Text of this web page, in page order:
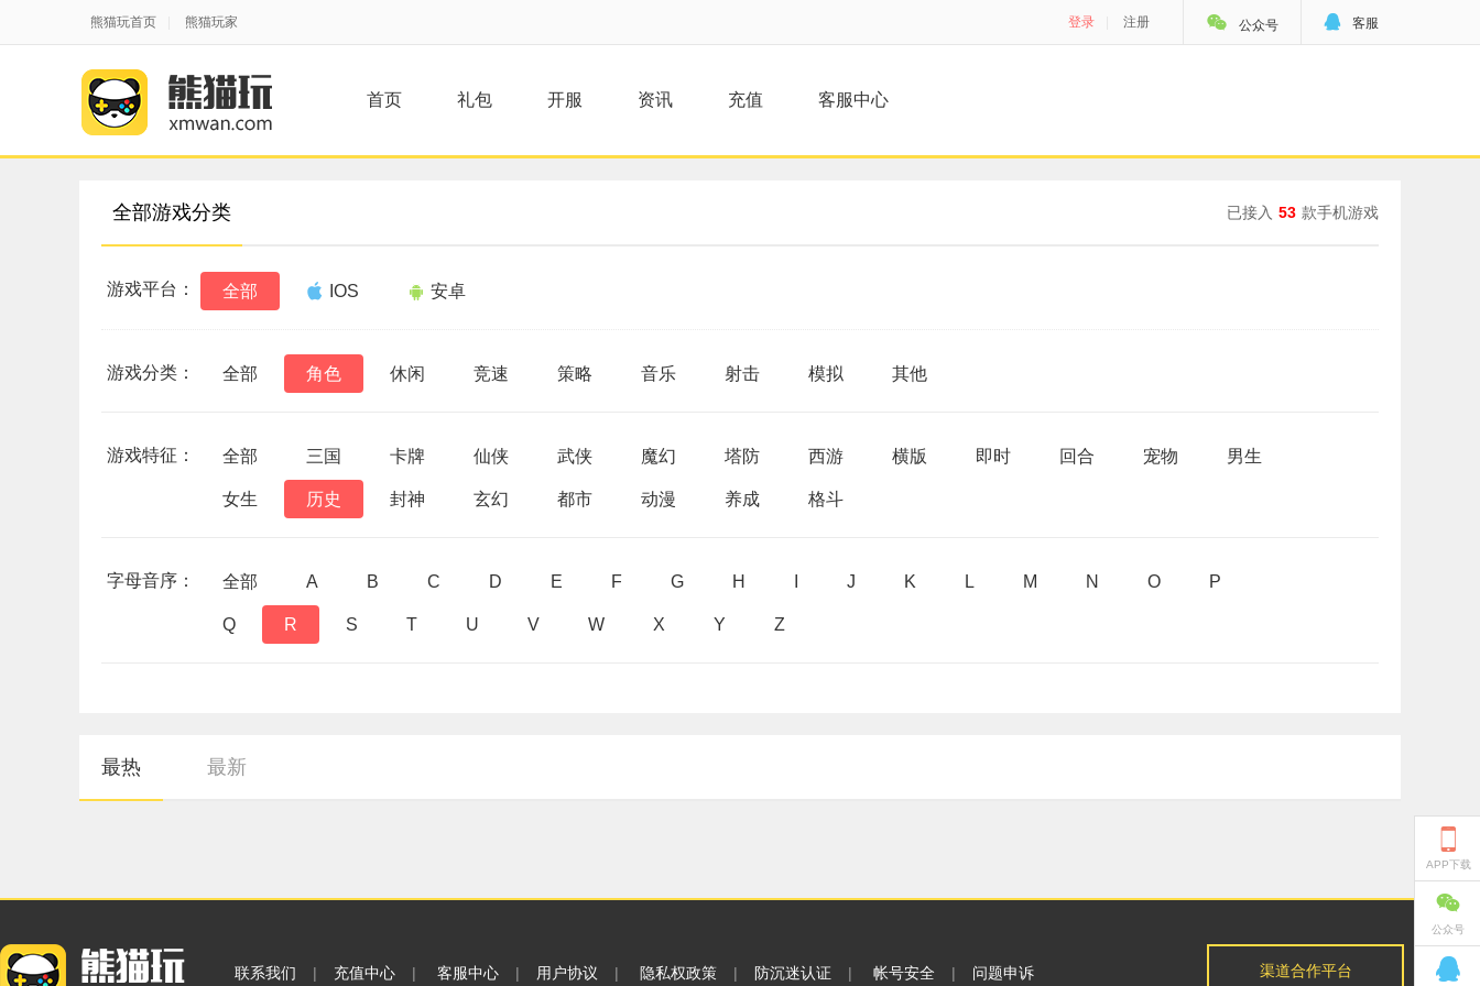
熊猫玩首页 熊猫玩家 登录 注册  公众号  客服
首页 礼包 开服 资讯 充值 客服中心
全部游戏分类 已接入 53 款手机游戏
游戏平台： 全部 IOS 安卓
游戏分类： 全部 角色 休闲 竞速 策略 音乐 射击 模拟 其他
游戏特征： 全部 三国 卡牌 仙侠 武侠 魔幻 塔防 西游 横版 即时 回合 宠物 男生
女生 历史 封神 玄幻 都市 动漫 养成 格斗
字母音序： 全部 A B C D E F G H J K L M N O P
Q R S T U V W X Y Z
最热 最新
联系我们 | 充值中心 | 客服中心 | 用户协议 | 隐私权政策 | 防沉迷认证 | 帐号安全 | 问题申诉 渠道合作平台

APP下载

公众号
